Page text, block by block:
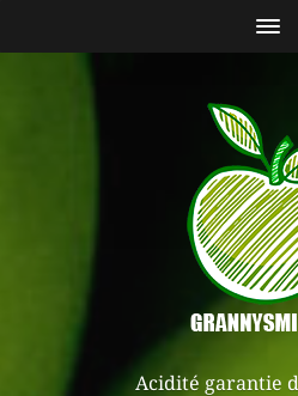
Acidité garantie